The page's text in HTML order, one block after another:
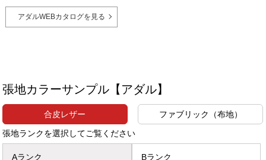
アダルWEBカタログを見る